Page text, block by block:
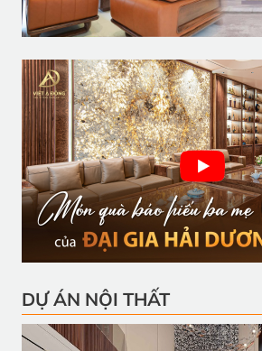
DỰ ÁN NỘI THẤT